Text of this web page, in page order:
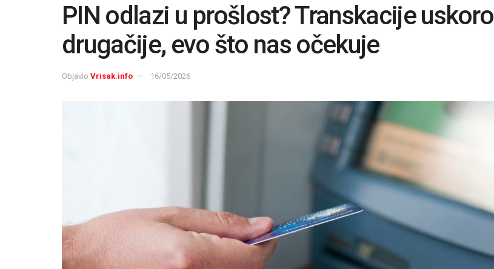
PIN odlazi u prošlost? Transkacije uskoro
drugačije, evo što nas očekuje
Objavio Vrisak.info 16/05/2026